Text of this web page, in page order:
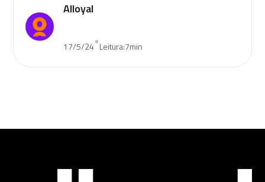
Alloyal
17/5/24•Leitura:7min